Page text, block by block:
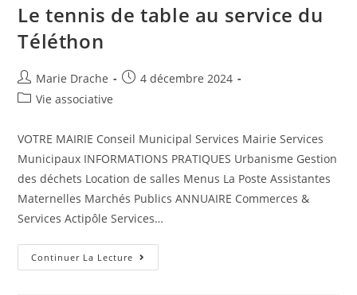
Le tennis de table au service du
Téléthon
Marie Drache
4 décembre 2024
Vie associative
VOTRE MAIRIE Conseil Municipal Services Mairie Services
Municipaux INFORMATIONS PRATIQUES Urbanisme Gestion
des déchets Location de salles Menus La Poste Assistantes
Maternelles Marchés Publics ANNUAIRE Commerces &
Services Actipôle Services…
Continuer La Lecture